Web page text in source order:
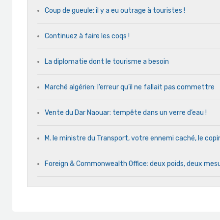
Coup de gueule: il y a eu outrage à touristes !
Continuez à faire les coqs !
La diplomatie dont le tourisme a besoin
Marché algérien: l’erreur qu’il ne fallait pas commettre
Vente du Dar Naouar: tempête dans un verre d’eau !
M. le ministre du Transport, votre ennemi caché, le
Foreign & Commonwealth Office: deux poids, deux